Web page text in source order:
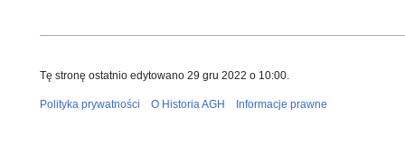
Tę stronę ostatnio edytowano 29 gru 2022 o 10:00.
Polityka prywatności O Historia AGH Informacje prawne